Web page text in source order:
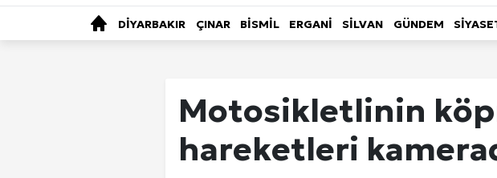
DİYARBAKIR ÇINAR BİSMİL ERGANİ SİLVAN GÜNDEM
Motosikletlinin
hareketleri
TÜRKİYE